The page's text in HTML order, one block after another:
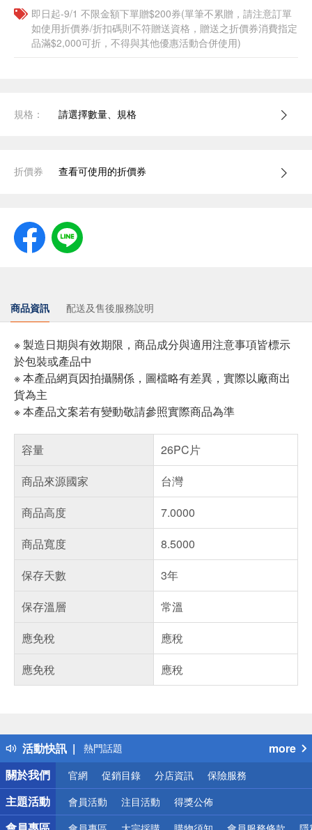
即日起-9/1 不限金額下單贈$200券(單筆不累贈，請注意訂單
如使用折價券/折扣碼則不符贈送資格，贈送之折價券消費指定
品滿$2,000可折，不得與其他優惠活動合併使用)
規格： 請選擇數量、規格
折價券 查看可使用的折價券
商品資訊 配送及售後服務說明
※ 製造日期與有效期限，商品成分與適用注意事項皆標示
於包裝或產品中
※ 本產品網頁因拍攝關係，圖檔略有差異，實際以廠商出
貨為主
※ 本產品文案若有變動敬請參照實際商品為準
容量
26PC片
商品來源國家
台灣
商品高度
7.0000
商品寬度
8.5000
保存天數
3年
保存溫層
常溫
應免稅
應稅
應免稅
應稅
活動快訊
得獎公告
熱門話題
銀行優惠
偏遠地區配送
詐騙網頁！請小心！
more
關於我們
官網 促銷目錄 分店資訊 保險服務
主題活動 會員活動 注目活動 得獎公佈